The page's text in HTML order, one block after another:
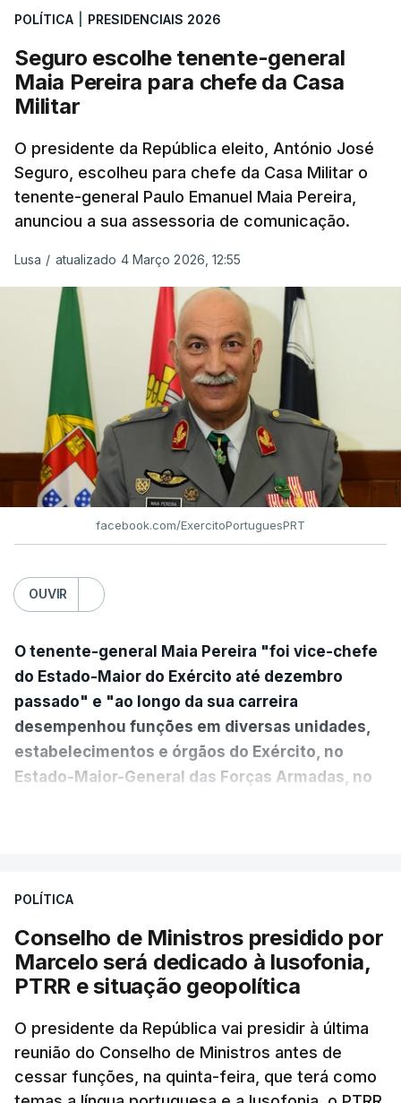
POLÍTICA PRESIDENCIAIS 2026
Seguro escolhe tenente-general
Maia Pereira para chefe da Casa
Militar
O presidente da República eleito, António José
Seguro, escolheu para chefe da Casa Militar o
tenente-general Paulo Emanuel Maia Pereira,
anunciou a sua assessoria de comunicação.
Lusa / atualizado 4 Março 2026, 12:55
facebook.com/ExercitoPortuguesPRT
OUVIR
O tenente-general Maia Pereira "foi vice-chefe
do Estado-Maior do Exército até dezembro
passado" e "ao longo da sua carreira
desempenhou funções em diversas unidades,
estabelecimentos e órgãos do Exército, no
Estado-Maior-General das Forças Armadas, no
Da sua experiência no terreno, é destacada a
Forças Nacionais Destacadas, como
comandante do 2.º Batalhão Mecanizado, da
Reserva Tática do Comandante da Força da
NATO no Kosovo, e, mais recentemente, na
MINUSCA, como 2.º comandante da Força
Militar da ONU para a República Centro-
Africana".
POLÍTICA
Conselho de Ministros presidido por
Marcelo será dedicado à lusofonia,
PTRR e situação geopolítica
O presidente da República vai presidir à última
reunião do Conselho de Ministros antes de
cessar funções, na quinta-feira, que terá como